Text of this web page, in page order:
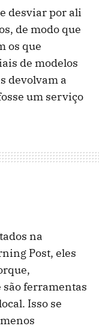
desviar por ali
de modo que
os que
de modelos
devolvam a
um serviço
na
Post, eles
ferramentas
Isso se